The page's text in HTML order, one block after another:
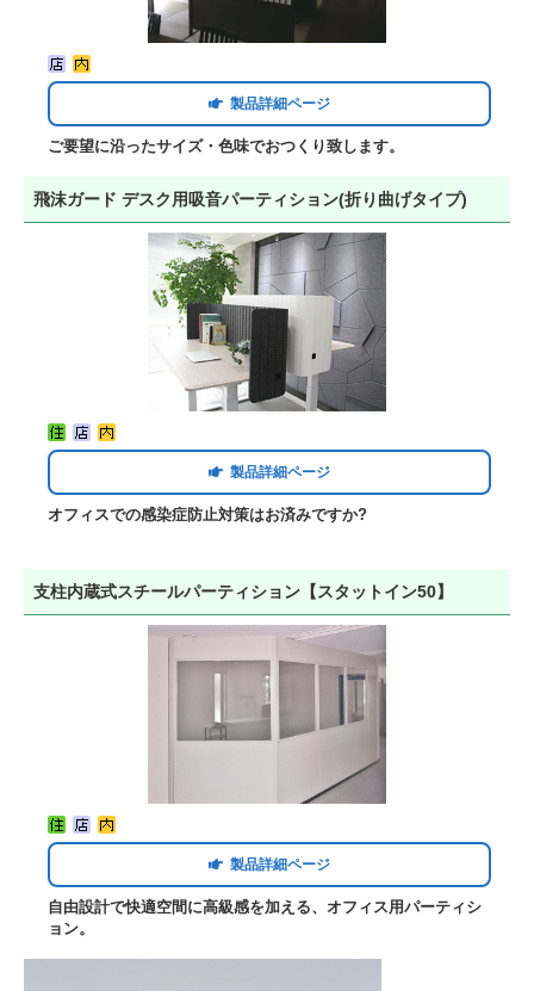
製品詳細ページ
ご要望に沿ったサイズ・色味でおつくり致します。
飛沫ガード デスク用吸音パーティション(折り曲げタイプ)
製品詳細ページ
オフィスでの感染症防止対策はお済みですか?
支柱内蔵式スチールパーティション【スタットイン50】
製品詳細ページ
自由設計で快適空間に高級感を加える、オフィス用パーティシ
ョン。